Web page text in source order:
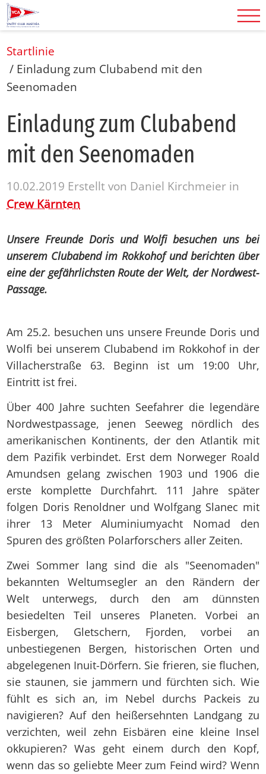
Startlinie
/ Einladung zum Clubabend mit den
Seenomaden
Ein­la­dung zum Club­abend
mit den See­noma­den
10.02.2019 Erstellt von Daniel Kirchmeier in
Crew Kärnten
Unsere Freunde Doris und Wolfi besuchen uns bei
unserem Clubabend im Rokkohof und berichten über
eine der gefährlichsten Route der Welt, der Nordwest-
Passage.
Am 25.2. besuchen uns unsere Freunde Doris und
Wolfi bei unserem Clubabend im Rokkohof in der
Villacherstraße 63. Beginn ist um 19:00 Uhr,
Eintritt ist frei.
Über 400 Jahre suchten Seefahrer die legendäre
Nordwestpassage, jenen Seeweg nördlich des
amerikanischen Kontinents, der den Atlantik mit
dem Pazifik verbindet. Erst dem Norweger Roald
Amundsen gelang zwischen 1903 und 1906 die
erste komplette Durchfahrt. 111 Jahre später
folgen Doris Renoldner und Wolfgang Slanec mit
ihrer 13 Meter Aluminiumyacht Nomad den
Spuren des größten Polarforschers aller Zeiten.
Zwei Sommer lang sind die als "Seenomaden"
bekannten Weltumsegler an den Rändern der
Welt unterwegs, durch den am dünnsten
besiedelten Teil unseres Planeten. Vorbei an
Eisbergen, Gletschern, Fjorden, vorbei an
unbestiegenen Bergen, historischen Orten und
abgelegenen Inuit-Dörfern. Sie frieren, sie fluchen,
sie staunen, sie jammern und fürchten sich. Wie
fühlt es sich an, im Nebel durchs Packeis zu
navigieren? Auf den heißersehnten Landgang zu
verzichten, weil zehn Eisbären eine kleine Insel
okkupieren? Was geht einem durch den Kopf,
wenn das so geliebte Meer zum Feind wird? Wenn